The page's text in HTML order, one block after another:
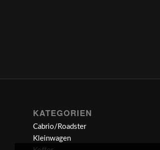
KATEGORIEN
Cabrio/Roadster
Kleinwagen